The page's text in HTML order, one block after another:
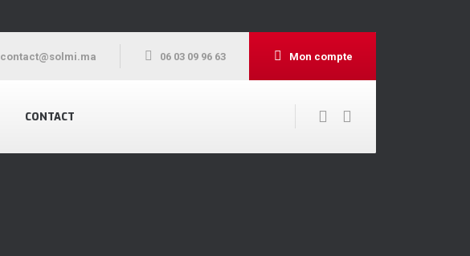
CONTACT
contact@solmi.ma 06 03 09 96 63 Mon compte